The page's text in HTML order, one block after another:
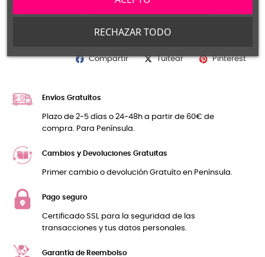
AÑADIR
Compartir Tuitear Pinterest
Envíos Gratuítos
Plazo de 2-5 días o 24-48h a partir de 60€ de
compra. Para Península.
Cambios y Devoluciones Gratuitas
Primer cambio o devolución Gratuíto en Península.
Pago seguro
Certificado SSL para la seguridad de las
transacciones y tus datos personales.
Garantía de Reembolso
RECHAZAR TODO